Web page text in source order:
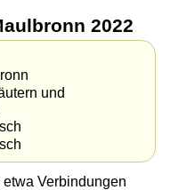
2022
und
Verbindungen